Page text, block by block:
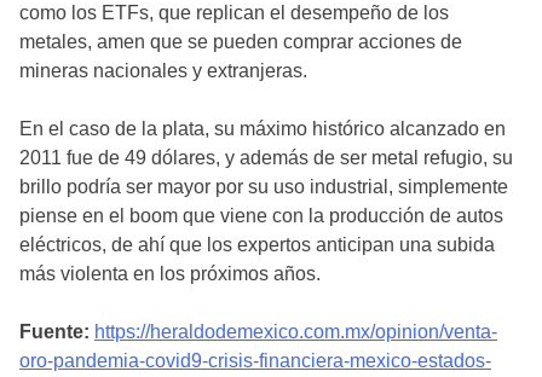
como los ETFs, que replican el desempeño de los
metales, amen que se pueden comprar acciones de
mineras nacionales y extranjeras.
En el caso de la plata, su máximo histórico alcanzado en
2011 fue de 49 dólares, y además de ser metal refugio, su
brillo podría ser mayor por su uso industrial, simplemente
piense en el boom que viene con la producción de autos
eléctricos, de ahí que los expertos anticipan una subida
más violenta en los próximos años.
Fuente: https://heraldodemexico.com.mx/opinion/venta-
oro-pandemia-covid9-crisis-financiera-mexico-estados-